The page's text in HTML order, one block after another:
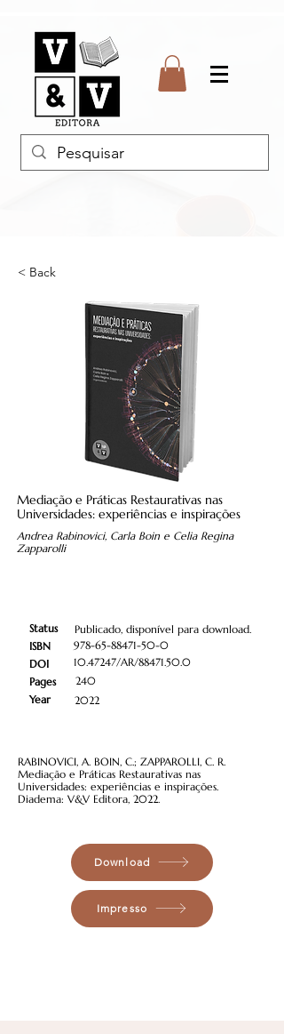
< Back
Mediação e Práticas Restaurativas nas
Universidades: experiências e inspirações
Andrea Rabinovici, Carla Boin e Celia Regina
Zapparolli
Status
ISBN
DOI
Pages
Year
Publicado, disponível para download.
978-65-88471-50-0
10.47247/AR/88471.50.0
240
2022
RABINOVICI, A. BOIN, C.; ZAPPAROLLI, C. R.
Mediação e Práticas Restaurativas nas
Universidades: experiências e inspirações.
Diadema: V&V Editora, 2022.
Download
Impresso